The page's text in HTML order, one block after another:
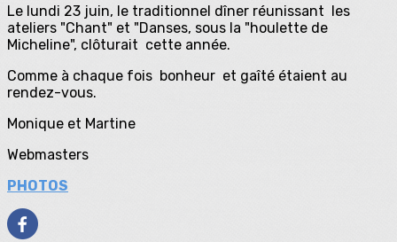
Le lundi 23 juin, le traditionnel dîner réunissant les
ateliers "Chant" et "Danses, sous la "houlette de
Micheline", clôturait cette année.
Comme à chaque fois bonheur et gaîté étaient au
rendez-vous.
Monique et Martine
Webmasters
PHOTOS